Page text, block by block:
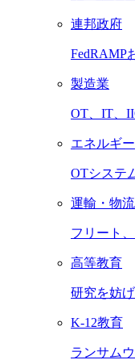
連邦政府
FedRAMP
製造業
OT、IT、
エネルギー
OTシステ
運輸・物流
フリート
高等教育
研究を妨
K-12教育
ランサム